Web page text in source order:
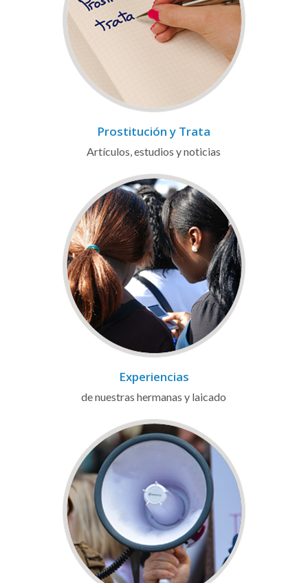
Prostitución y Trata
Artículos, estudios y noticias
Experiencias
de nuestras hermanas y laicado